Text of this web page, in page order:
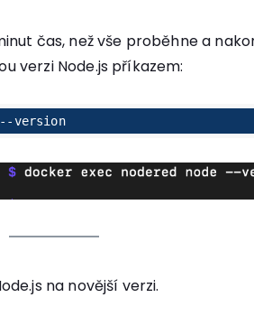
čas, než vše proběhne a
verzi Node.js příkazem:
--version
na novější verzi.